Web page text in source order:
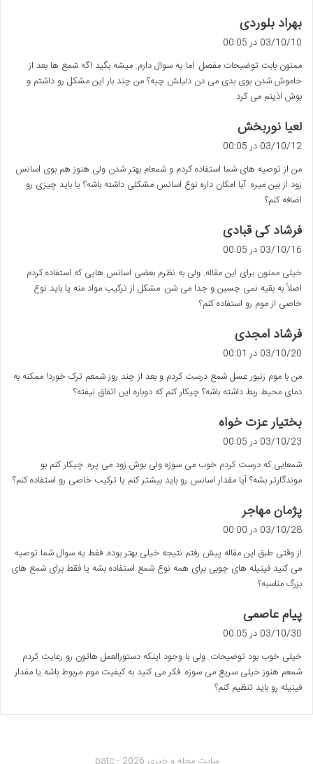
بهراد بلوردی
ف
:
03/10/10 در 00:05
ممنون بابت توضیحات مفصل. اما یه سوال دارم. میشه بگید اگه شمع ها بعد از
خاموش شدن بوی بدی می دن دلیلش چیه؟ من چند بار این مشکل رو داشتم و
بوش اذیتم می کرد.
لعیا نوربخش
ف
:
03/10/12 در 00:05
من از توصیه های شما استفاده کردم و شمعام بهتر شدن ولی هنوز هم بوی اسانس
زود از بین میره. آیا امکان داره نوع اسانس مشکلی داشته باشه؟ یا باید چیزی رو
اضافه کنم؟
فرشاد کی قبادی
:
03/10/16 در 00:05
خیلی ممنون برای این مقاله. ولی به نظرم بعضی اسانس هایی که استفاده کردم
اصلاً به بقیه نمی چسبن و جدا می شن. مشکل از ترکیب مواد منه یا باید نوع
خاصی از موم رو استفاده کنم؟
فرشاد امجدی
ف
:
03/10/20 در 00:01
من با موم زنبور عسل شمع درست کردم و بعد از چند روز شمعم ترک خورد! ممکنه به
دمای محیط ربط داشته باشه؟ چیکار کنم که دوباره این اتفاق نیفته؟
بختیار عزت خواه
03/10/23 در 00:05
شمعایی که درست کردم خوب می سوزه ولی بوش زود می پره. چیکار کنم بو
موندگارتر بشه؟ آیا مقدار اسانس رو باید بیشتر کنم یا ترکیب خاصی رو استفاده کنم؟
پژمان مهاجر
ف
:
03/10/28 در 00:00
از وقتی طبق این مقاله پیش رفتم نتیجه خیلی بهتر بوده. فقط یه سوال شما توصیه
می کنید فیتیله های چوبی برای همه نوع شمع استفاده بشه یا فقط برای شمع های
بزرگ مناسبه؟
پیام عاصمی
ف
:
03/10/30 در 00:05
خیلی خوب بود توضیحات. ولی با وجود اینکه دستورالعمل هاتون رو رعایت کردم
شمعم هنوز خیلی سریع می سوزه. فکر می کنید به کیفیت موم مربوط باشه یا مقدار
فیتیله رو باید تنظیم کنم؟